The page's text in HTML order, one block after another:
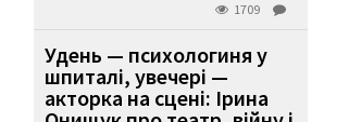
1709
Удень — психологиня у
шпиталі, увечері —
акторка на сцені: Ірина